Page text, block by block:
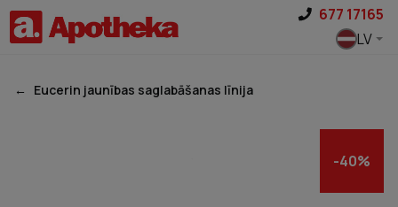
677 17165
LV
Eucerin jaunības saglabāšanas līnija
-40%